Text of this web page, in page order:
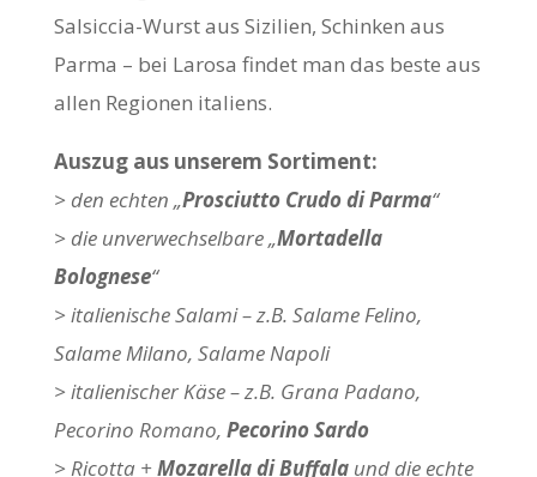
Salsiccia-Wurst aus Sizilien, Schinken aus
Parma – bei Larosa findet man das beste aus
allen Regionen italiens.
Auszug aus unserem Sortiment:
> den echten „Prosciutto Crudo di Parma“
> die unverwechselbare „Mortadella
Bolognese“
> italienische Salami – z.B. Salame Felino,
Salame Milano, Salame Napoli
> italienischer Käse – z.B. Grana Padano,
Pecorino Romano, Pecorino Sardo
> Ricotta +Mozarella di Buffalaund die echte